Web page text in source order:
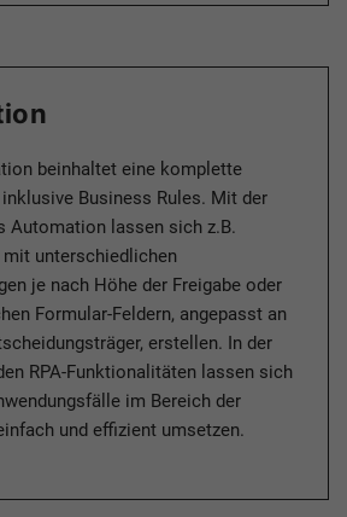
beinhaltet eine komplette
Business Rules. Mit der
Automation lassen sich z.B.
mit unterschiedlichen
je nach Höhe der Freigabe oder
Formular-Feldern, angepasst an
erstellen. In der
RPA-Funktionalitäten lassen sich
im Bereich der
und effizient umsetzen.